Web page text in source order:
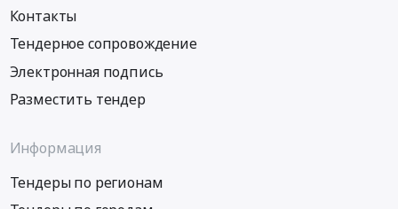
Контакты
Тендерное сопровождение
Электронная подпись
Разместить тендер
Информация
Тендеры по регионам